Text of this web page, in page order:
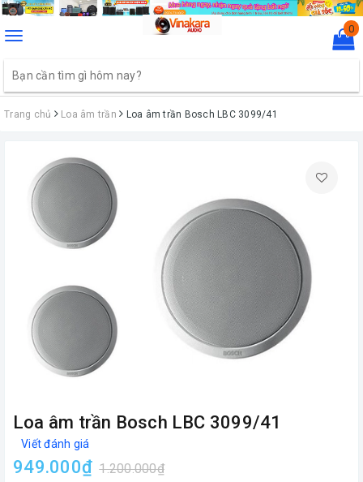
Toggle
0
Trang chủ Loa âm trần Loa âm trần Bosch LBC 3099/41
Loa âm trần Bosch LBC 3099/41
Viết đánh giá
949.000₫ 1.200.000₫